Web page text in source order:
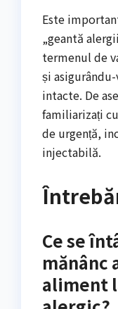
Este
„geantă
termenul de
și
intacte. De
familiarizați
de urgență,
injectabilă.
Ce se
mănânc
aliment